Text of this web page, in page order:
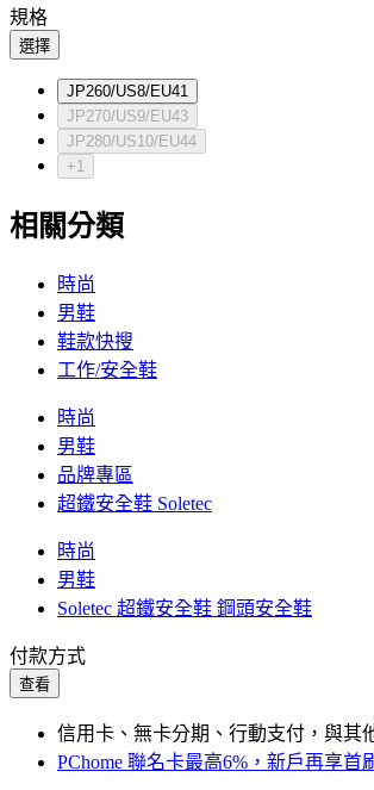
規格
選擇
JP260/US8/EU41
JP270/US9/EU43
JP280/US10/EU44
+1
相關分類
時尚
男鞋
鞋款快搜
工作/安全鞋
時尚
男鞋
品牌專區
超鐵安全鞋 Soletec
時尚
男鞋
Soletec 超鐵安全鞋 鋼頭安全鞋
付款方式
查看
信用卡、無卡分期、行動支付，與其
PChome 聯名卡最高6%，新戶再享首